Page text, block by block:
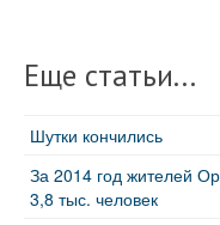
Еще статьи...
Шутки кончились
За 2014 год жителей
3,8 тыс. человек